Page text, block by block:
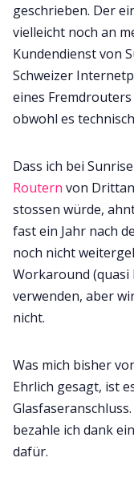
geschrieben. Der
vielleicht noch an
Kundendienst von
Schweizer
eines
obwohl es
Dass ich bei
Routern von
stossen würde,
fast ein Jahr nach
noch nicht
Workaround (quasi
verwenden, aber
nicht.
Was mich bisher
Ehrlich gesagt, ist
bezahle ich dank
dafür.